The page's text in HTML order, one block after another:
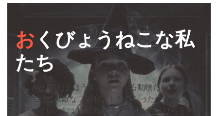
お くびょうねこな私
たち
ふしぎな魔法(まほう)に、しゃべる動物たち。12才の
お誕生日に素敵なプレゼントをもらったウィラは、親
友たちといっしょに思わぬ大ぼうけんのとびらを開